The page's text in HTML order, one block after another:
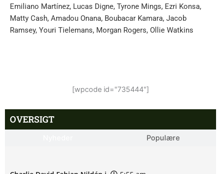
Emiliano Martínez, Lucas Digne, Tyrone Mings, Ezri Konsa,
Matty Cash, Amadou Onana, Boubacar Kamara, Jacob
Ramsey, Youri Tielemans, Morgan Rogers, Ollie Watkins
[wpcode id="735444"]
OVERSIGT
Populære